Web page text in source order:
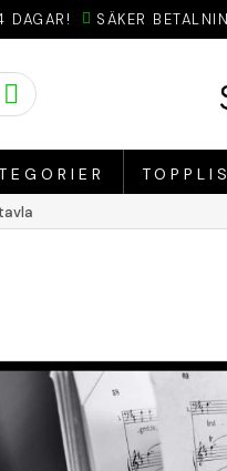
DAGAR! SÄKER